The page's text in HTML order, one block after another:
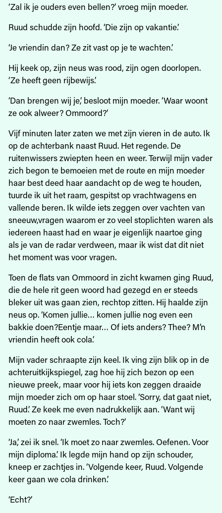
‘Zal ik je ouders even bellen?’ vroeg mijn moeder.
Ruud schudde zijn hoofd. ‘Die zijn op vakantie.’
‘Je vriendin dan? Ze zit vast op je te wachten.’
Hij keek op, zijn neus was rood, zijn ogen doorlopen.
‘Ze heeft geen rijbewijs.’
‘Dan brengen wij je,’ besloot mijn moeder. ‘Waar woont
ze ook alweer? Ommoord?’
Vijf minuten later zaten we met zijn vieren in de auto. Ik
op de achterbank naast Ruud. Het regende. De
ruitenwissers zwiepten heen en weer. Terwijl mijn vader
zich begon te bemoeien met de route en mijn moeder
haar best deed haar aandacht op de weg te houden,
tuurde ik uit het raam, gespitst op vrachtwagens en
vallende beren. Ik wilde iets zeggen over vachten van
sneeuw,vragen waarom er zo veel stoplichten waren als
iedereen haast had en waar je eigenlijk naartoe ging
als je van de radar verdween, maar ik wist dat dit niet
het moment was voor vragen.
Toen de flats van Ommoord in zicht kwamen ging Ruud,
die de hele rit geen woord had gezegd en er steeds
bleker uit was gaan zien, rechtop zitten. Hij haalde zijn
neus op. ‘Komen jullie… komen jullie nog even een
bakkie doen?Eentje maar… Of iets anders? Thee? M’n
vriendin heeft ook cola.’
Mijn vader schraapte zijn keel. Ik ving zijn blik op in de
achteruitkijkspiegel, zag hoe hij zich bezon op een
nieuwe preek, maar voor hij iets kon zeggen draaide
mijn moeder zich om op haar stoel. ‘Sorry, dat gaat niet,
Ruud.’ Ze keek me even nadrukkelijk aan. ‘Want wij
moeten zo naar zwemles. Toch?’
‘Ja,’ zei ik snel. ‘Ik moet zo naar zwemles. Oefenen. Voor
mijn diploma.’ Ik legde mijn hand op zijn schouder,
kneep er zachtjes in. ‘Volgende keer, Ruud. Volgende
keer gaan we cola drinken.’
‘Echt?’